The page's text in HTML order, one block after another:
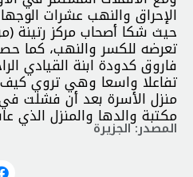
الإحراق والنهب عشرات
حيث شكا أصحاب مركز رتينة
تعرضه للكسر والنهب، كما
فاروق كدودة ابنة القيادي
تفاعلا واسعا وهي تروي
منزل الأسرة بعد أن فشلت
مكتبة والدها والمنزل الذي
المصدر: الجزيرة